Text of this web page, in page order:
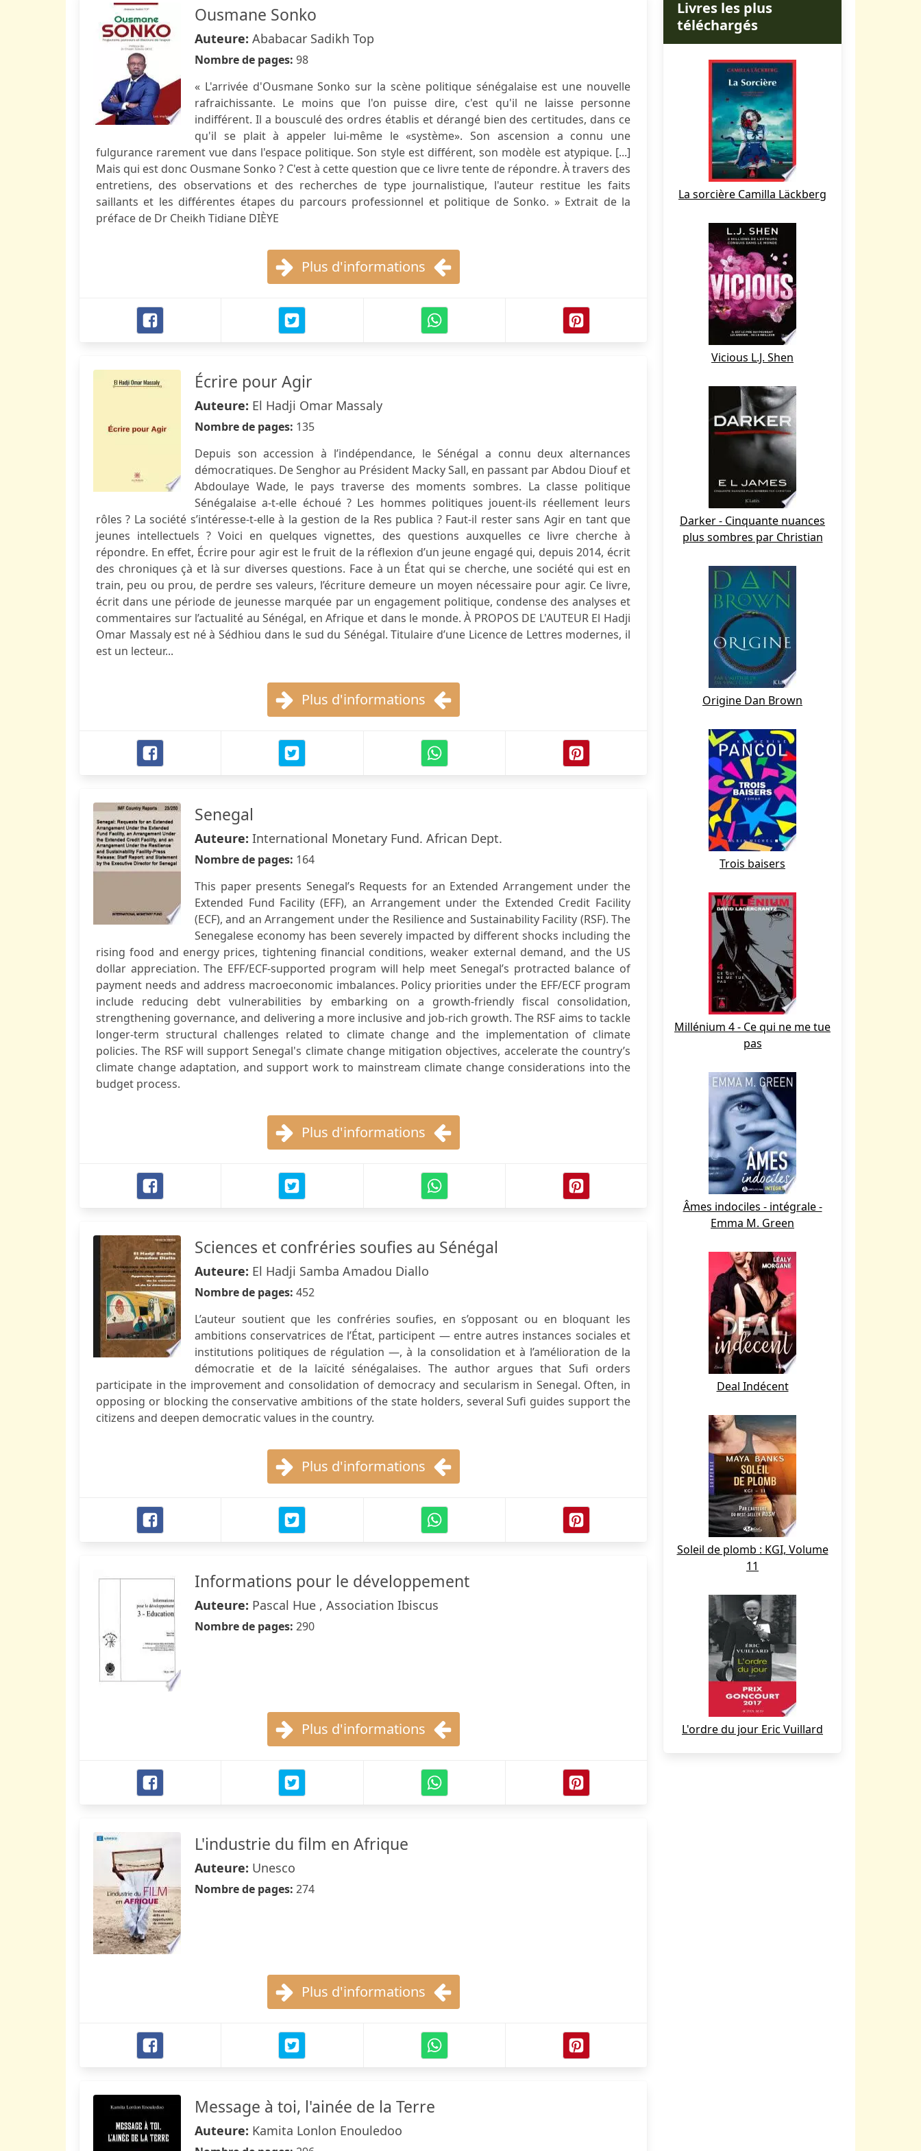
Ousmane Sonko
Auteure: Ababacar Sadikh Top
Nombre de pages: 98
« L'arrivée d'Ousmane Sonko sur la scène politique sénégalaise est une nouvelle
rafraichissante. Le moins que l'on puisse dire, c'est qu'il ne laisse personne
indifférent. Il a bousculé des ordres établis et dérangé bien des certitudes, dans ce
qu'il se plait à appeler lui-même le «système». Son ascension a connu une
fulgurance rarement vue dans l'espace politique. Son style est différent, son modèle est atypique. [...]
Mais qui est donc Ousmane Sonko ? C'est à cette question que ce livre tente de répondre. À travers des
entretiens, des observations et des recherches de type journalistique, l'auteur restitue les faits
saillants et les différentes étapes du parcours professionnel et politique de Sonko. » Extrait de la
préface de Dr Cheikh Tidiane DIÈYE
Plus d'informations
Écrire pour Agir
Auteure: El Hadji Omar Massaly
Nombre de pages: 135
Depuis son accession à l’indépendance, le Sénégal a connu deux alternances
démocratiques. De Senghor au Président Macky Sall, en passant par Abdou Diouf et
Abdoulaye Wade, le pays traverse des moments sombres. La classe politique
Sénégalaise a-t-elle échoué ? Les hommes politiques jouent-ils réellement leurs
rôles ? La société s’intéresse-t-elle à la gestion de la Res publica ? Faut-il rester sans Agir en tant que
jeunes intellectuels ? Voici en quelques vignettes, des questions auxquelles ce livre cherche à
répondre. En effet, Écrire pour agir est le fruit de la réflexion d’un jeune engagé qui, depuis 2014, écrit
des chroniques çà et là sur diverses questions. Face à un État qui se cherche, une société qui est en
train, peu ou prou, de perdre ses valeurs, l’écriture demeure un moyen nécessaire pour agir. Ce livre,
écrit dans une période de jeunesse marquée par un engagement politique, condense des analyses et
commentaires sur l’actualité au Sénégal, en Afrique et dans le monde. À PROPOS DE L'AUTEUR El Hadji
Omar Massaly est né à Sédhiou dans le sud du Sénégal. Titulaire d’une Licence de Lettres modernes, il
est un lecteur...
Plus d'informations
Senegal
Auteure: International Monetary Fund. African Dept.
Nombre de pages: 164
This paper presents Senegal’s Requests for an Extended Arrangement under the
Extended Fund Facility (EFF), an Arrangement under the Extended Credit Facility
(ECF), and an Arrangement under the Resilience and Sustainability Facility (RSF). The
Senegalese economy has been severely impacted by different shocks including the
rising food and energy prices, tightening financial conditions, weaker external demand, and the US
dollar appreciation. The EFF/ECF-supported program will help meet Senegal’s protracted balance of
payment needs and address macroeconomic imbalances. Policy priorities under the EFF/ECF program
include reducing debt vulnerabilities by embarking on a growth-friendly fiscal consolidation,
strengthening governance, and delivering a more inclusive and job-rich growth. The RSF aims to tackle
longer-term structural challenges related to climate change and the implementation of climate
policies. The RSF will support Senegal's climate change mitigation objectives, accelerate the country’s
climate change adaptation, and support work to mainstream climate change considerations into the
budget process.
Plus d'informations
Sciences et confréries soufies au Sénégal
Auteure: El Hadji Samba Amadou Diallo
Nombre de pages: 452
L’auteur soutient que les confréries soufies, en s’opposant ou en bloquant les
ambitions conservatrices de l’État, participent — entre autres instances sociales et
institutions politiques de régulation —, à la consolidation et à l’amélioration de la
démocratie et de la laïcité sénégalaises. The author argues that Sufi orders
participate in the improvement and consolidation of democracy and secularism in Senegal. Often, in
opposing or blocking the conservative ambitions of the state holders, several Sufi guides support the
citizens and deepen democratic values in the country.
Plus d'informations
Informations pour le développement
Auteure: Pascal Hue , Association Ibiscus
Nombre de pages: 290
Plus d'informations
L'industrie du film en Afrique
Auteure: Unesco
Nombre de pages: 274
Plus d'informations
Message à toi, l'ainée de la Terre
Auteure: Kamita Lonlon Enouledoo
Livres les plus
téléchargés
La sorcière Camilla Läckberg
Vicious L.J. Shen
Darker - Cinquante nuances
plus sombres par Christian
Origine Dan Brown
Trois baisers
Millénium 4 - Ce qui ne me tue
pas
Âmes indociles - intégrale -
Emma M. Green
Deal Indécent
Soleil de plomb : KGI, Volume
11
L'ordre du jour Eric Vuillard